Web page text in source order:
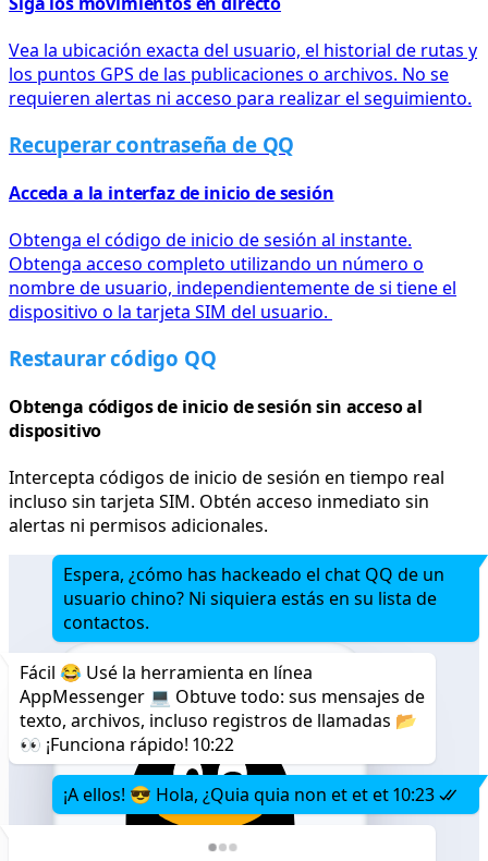
Vea la ubicación exacta del usuario, el historial de rutas y
los puntos GPS de las publicaciones o archivos. No se
requieren alertas ni acceso para realizar el seguimiento.
Recuperar contraseña de QQ
Acceda a la interfaz de inicio de sesión
Obtenga el código de inicio de sesión al instante.
Obtenga acceso completo utilizando un número o
nombre de usuario, independientemente de si tiene el
dispositivo o la tarjeta SIM del usuario.
Restaurar código QQ
Obtenga códigos de inicio de sesión sin acceso al
dispositivo
Intercepta códigos de inicio de sesión en tiempo real
incluso sin tarjeta SIM. Obtén acceso inmediato sin
alertas ni permisos adicionales.
Espera, ¿cómo has hackeado el chat QQ de un
usuario chino? Ni siquiera estás en su lista de
contactos.
Fácil 😂 Usé la herramienta en línea
AppMessenger 💻 Obtuve todo: sus mensajes de
texto, archivos, incluso registros de llamadas 📂
👀 ¡Funciona rápido! 10:22
¡A ellos! 😎 Hola, ¿Quia quia non et et et10:23